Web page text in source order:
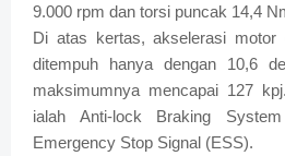
9.000 rpm dan torsi puncak 14,4
Di atas kertas, akselerasi motor
ditempuh hanya dengan 10,6
maksimumnya mencapai 127
ialah Anti-lock Braking
Emergency Stop Signal (ESS).